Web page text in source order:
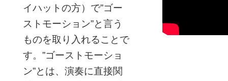
イハットの方）で”ゴー
ストモーション”と言う
ものを取り入れることで
す。”ゴーストモーショ
ン”とは、演奏に直接関